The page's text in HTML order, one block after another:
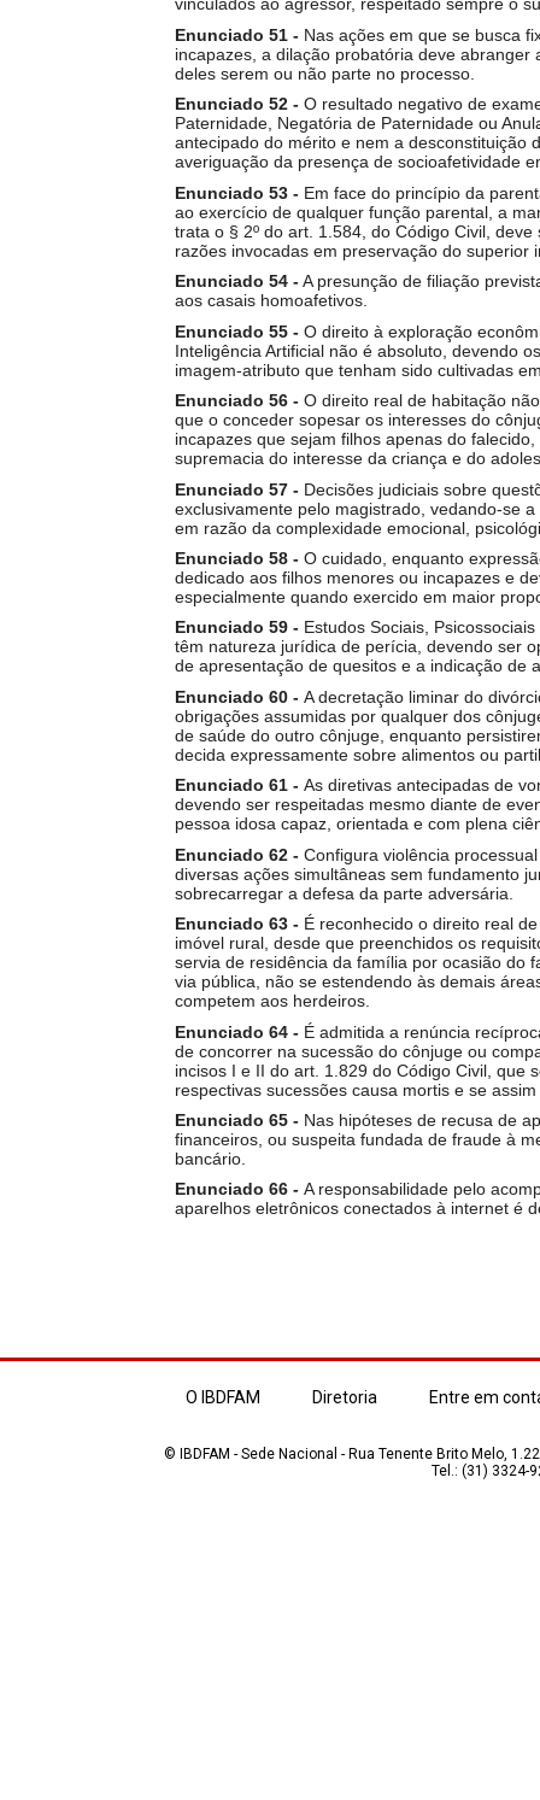
vinculados ao agressor, respeitado sempre o
Enunciado 51 - Nas ações em que se busca
incapazes, a dilação probatória deve
deles serem ou não parte no processo.
Enunciado 52 - O resultado negativo de
Paternidade, Negatória de Paternidade ou
antecipado do mérito e nem a desconstituição
averiguação da presença de socioafetividade
Enunciado 53 - Em face do princípio da
ao exercício de qualquer função parental, a
trata o § 2º do art. 1.584, do Código Civil,
razões invocadas em preservação do superior
Enunciado 54 -A presunção de filiação
aos casais homoafetivos.
Enunciado 55 - O direito à exploração
Inteligência Artificial não é absoluto, devendo
imagem-atributo que tenham sido cultivadas
Enunciado 56 - O direito real de habitação
que o conceder sopesar os interesses do
incapazes que sejam filhos apenas do
supremacia do interesse da criança e do
Enunciado 57 - Decisões judiciais sobre
exclusivamente pelo magistrado, vedando-se
em razão da complexidade emocional,
Enunciado 58 - O cuidado, enquanto
dedicado aos filhos menores ou incapazes e
especialmente quando exercido em maior
Enunciado 59 - Estudos Sociais,
têm natureza jurídica de perícia, devendo ser
de apresentação de quesitos e a indicação de
Enunciado 60 - A decretação liminar do
obrigações assumidas por qualquer dos
de saúde do outro cônjuge, enquanto
decida expressamente sobre alimentos ou
Enunciado 61 - As diretivas antecipadas de
devendo ser respeitadas mesmo diante de
pessoa idosa capaz, orientada e com plena
Enunciado 62 - Configura violência
diversas ações simultâneas sem fundamento
sobrecarregar a defesa da parte adversária.
Enunciado 63 - É reconhecido o direito real
imóvel rural, desde que preenchidos os
servia de residência da família por ocasião do
via pública, não se estendendo às demais
competem aos herdeiros.
Enunciado 64 - É admitida a renúncia
de concorrer na sucessão do cônjuge ou
incisos I e II do art. 1.829 do Código Civil, que
respectivas sucessões causa mortis e se
Enunciado 65 - Nas hipóteses de recusa de
financeiros, ou suspeita fundada de fraude à
bancário.
Enunciado 66 - A responsabilidade pelo
aparelhos eletrônicos conectados à internet é
O IBDFAM Diretoria Entre em
© IBDFAM - Sede Nacional - Rua Tenente Brito Melo,
Tel.: (31) 3324-